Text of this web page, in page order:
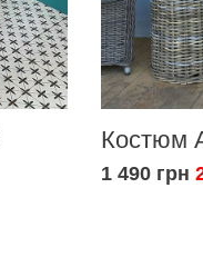
Костюм
1 490 грн